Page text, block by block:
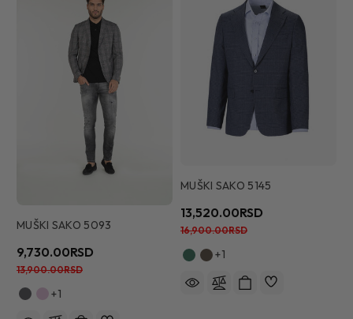
MUŠKI SAKO 5093
9,730.00RSD
13,900.00RSD
+1
MUŠKI SAKO 5145
13,520.00RSD
16,900.00RSD
+1